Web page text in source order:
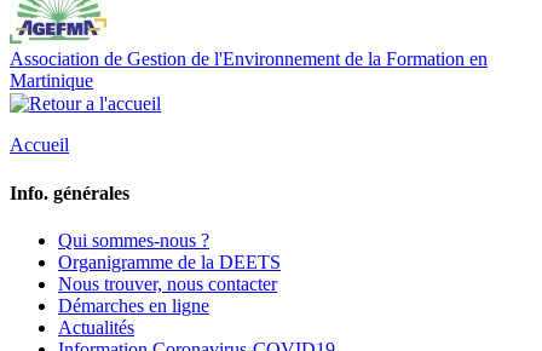
Association de Gestion de l'Environnement de la Formation en
Martinique
Accueil
Info. générales
Qui sommes-nous ?
Organigramme de la DEETS
Nous trouver, nous contacter
Démarches en ligne
Actualités